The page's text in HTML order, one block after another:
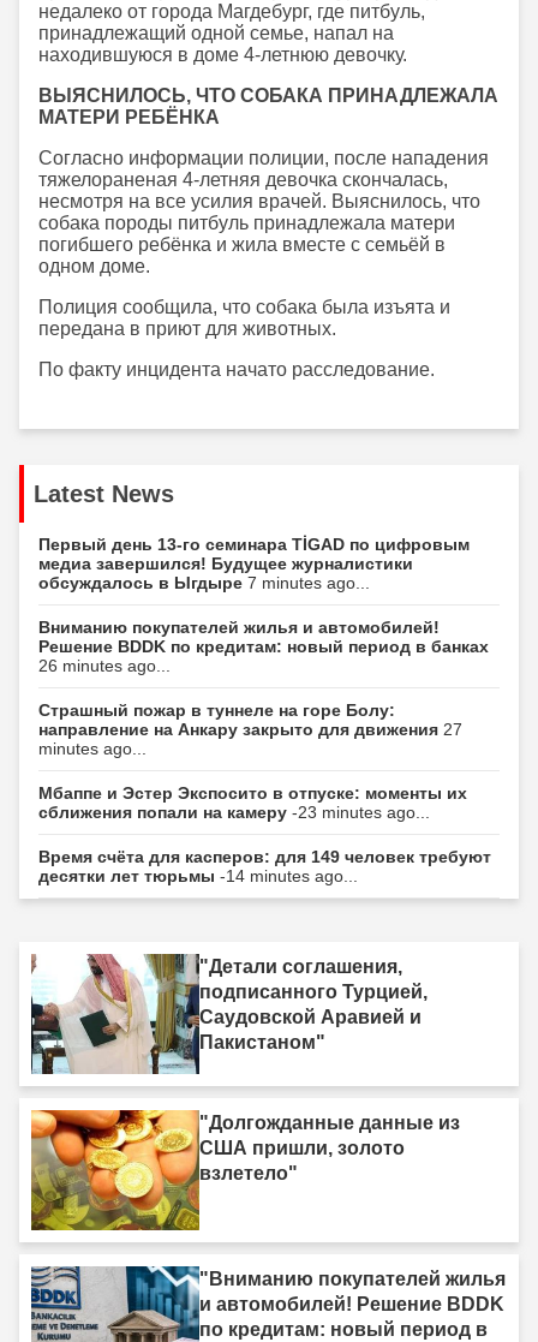
недалеко от города Магдебург, где питбуль,
принадлежащий одной семье, напал на
находившуюся в доме 4-летнюю девочку.
ВЫЯСНИЛОСЬ, ЧТО СОБАКА ПРИНАДЛЕЖАЛА
МАТЕРИ РЕБЁНКА
Согласно информации полиции, после нападения
тяжелораненая 4-летняя девочка скончалась,
несмотря на все усилия врачей. Выяснилось, что
собака породы питбуль принадлежала матери
погибшего ребёнка и жила вместе с семьёй в
одном доме.
Полиция сообщила, что собака была изъята и
передана в приют для животных.
По факту инцидента начато расследование.
Latest News
Первый день 13-го семинара TİGAD по цифровым
медиа завершился! Будущее журналистики
обсуждалось в Ыгдыре 7 minutes ago...
Вниманию покупателей жилья и автомобилей!
Решение BDDK по кредитам: новый период в банках
26 minutes ago...
Страшный пожар в туннеле на горе Болу:
направление на Анкару закрыто для движения 27
minutes ago...
Мбаппе и Эстер Экспосито в отпуске: моменты их
сближения попали на камеру -23 minutes ago...
Время счёта для касперов: для 149 человек требуют
десятки лет тюрьмы -14 minutes ago...
"Детали соглашения,
подписанного Турцией,
Саудовской Аравией и
Пакистаном"
"Долгожданные данные из
США пришли, золото
взлетело"
"Вниманию покупателей жилья
и автомобилей! Решение BDDK
по кредитам: новый период в